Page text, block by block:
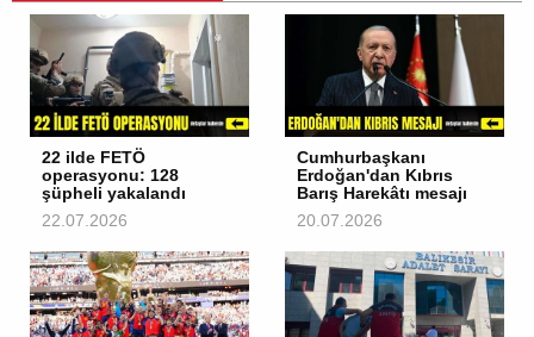
22 ilde FETÖ
operasyonu: 128
şüpheli yakalandı
22.07.2026
Cumhurbaşkanı
Erdoğan'dan Kıbrıs
Barış Harekâtı mesajı
20.07.2026